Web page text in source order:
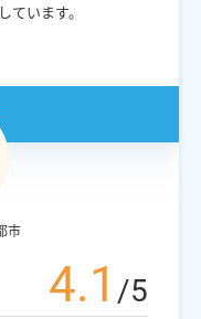
います。
市
4.1 /5